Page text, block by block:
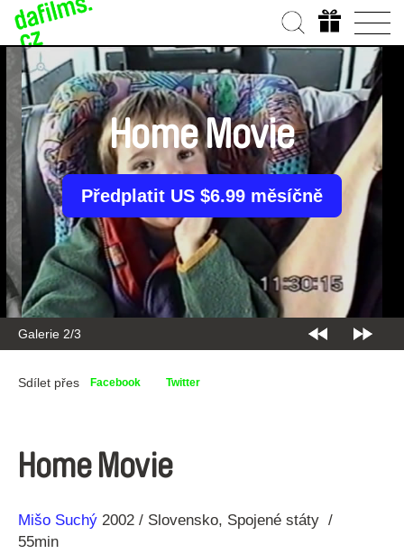
Galerie 2/3
Home Movie
Předplatit US $6.99 měsíčně
Sdílet přes Facebook Twitter
Home Movie
Režie
Mišo Suchý
Rok 2002 Slovensko Spojené státy
55min